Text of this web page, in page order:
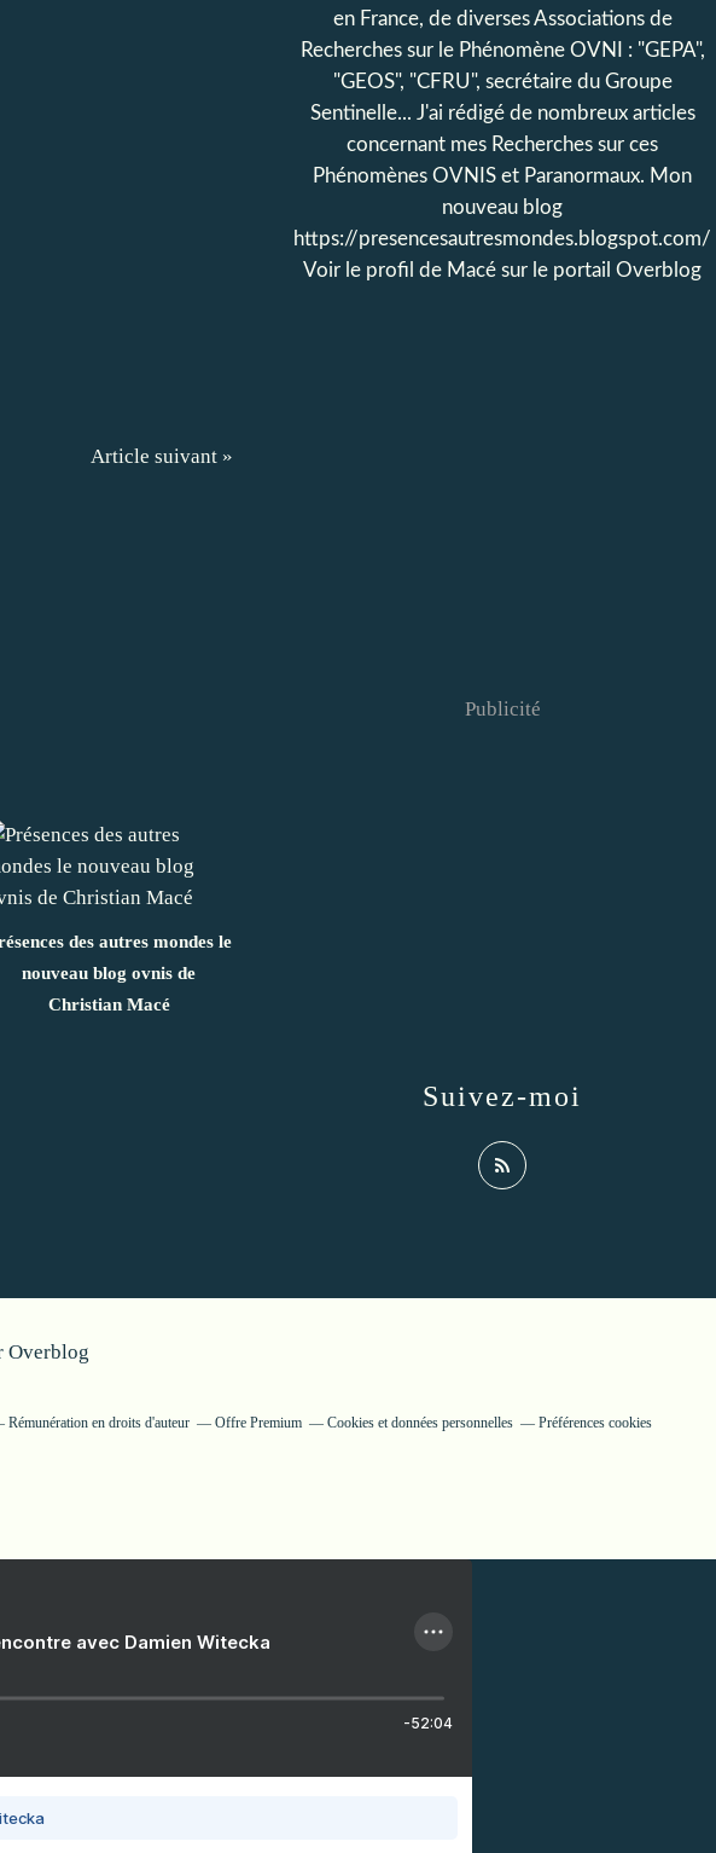
Article suivant »
des autres mondes le
nouveau blog ovnis de
Christian Macé
en France, de diverses Associations de
Recherches sur le Phénomène OVNI : "GEPA",
"GEOS", "CFRU", secrétaire du Groupe
Sentinelle... J'ai rédigé de nombreux articles
concernant mes Recherches sur ces
Phénomènes OVNIS et Paranormaux. Mon
nouveau blog
https://presencesautresmondes.blogspot.com/
Voir le profil de Macé sur le portail Overblog
Suivez-moi
Publicité
Overblog
Rémunération en droits d'auteur Offre Premium Cookies et données personnelles Préférences cookies
avec Damien Witecka
-52:04